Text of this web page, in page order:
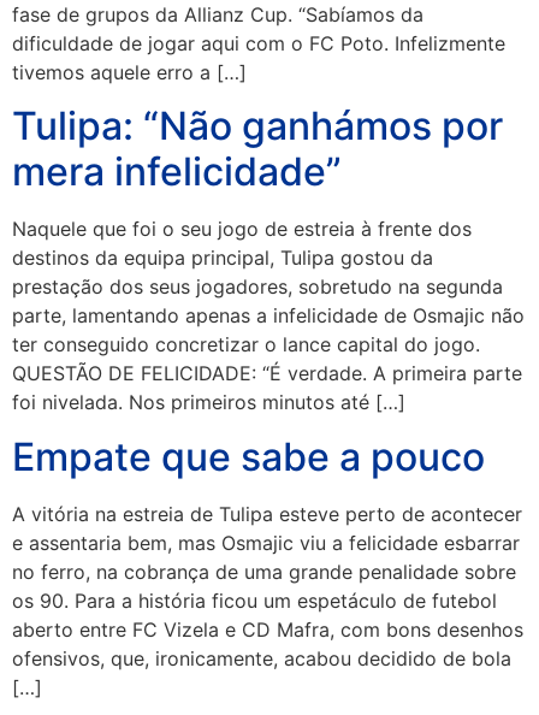
fase de grupos da Allianz Cup. “Sabíamos da
dificuldade de jogar aqui com o FC Poto. Infelizmente
tivemos aquele erro a […]
Tulipa: “Não ganhámos por
mera infelicidade”
Naquele que foi o seu jogo de estreia à frente dos
destinos da equipa principal, Tulipa gostou da
prestação dos seus jogadores, sobretudo na segunda
parte, lamentando apenas a infelicidade de Osmajic não
ter conseguido concretizar o lance capital do jogo.
QUESTÃO DE FELICIDADE: “É verdade. A primeira parte
foi nivelada. Nos primeiros minutos até […]
Empate que sabe a pouco
A vitória na estreia de Tulipa esteve perto de acontecer
e assentaria bem, mas Osmajic viu a felicidade esbarrar
no ferro, na cobrança de uma grande penalidade sobre
os 90. Para a história ficou um espetáculo de futebol
aberto entre FC Vizela e CD Mafra, com bons desenhos
ofensivos, que, ironicamente, acabou decidido de bola
[…]